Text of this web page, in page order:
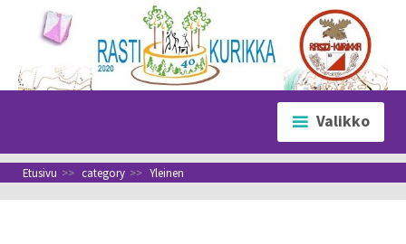
sisältöön
Valikko
Etusivu >> category >> Yleinen